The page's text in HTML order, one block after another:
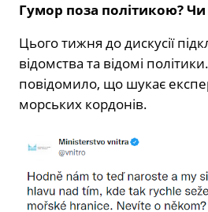
Гумор поза політикою? Чи
Цього тижня до дискусії
відомства та відомі
повідомило, що шукає
морських кордонів.